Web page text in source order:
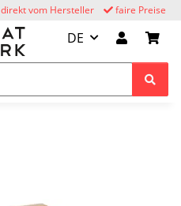
faire Preise
direkt vom Hersteller
DE